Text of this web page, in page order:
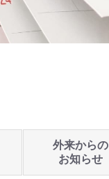
外来からの
お知らせ